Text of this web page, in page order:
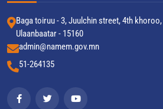
Baga toiruu - 3, Juulchin street, 4th
Ulaanbaatar - 15160
admin@namem.gov.mn
51-264135